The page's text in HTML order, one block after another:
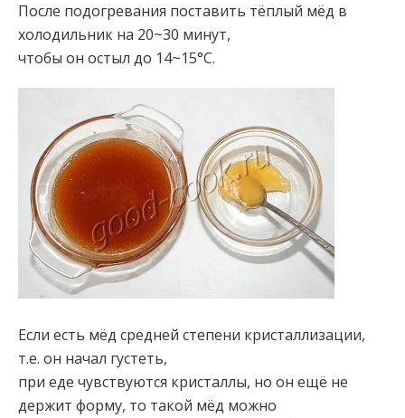
После подогревания поставить тёплый мёд в
холодильник на 20~30 минут,
чтобы он остыл до 14~15°С.
Если есть мёд средней степени кристаллизации,
т.е. он начал густеть,
при еде чувствуются кристаллы, но он ещё не
держит форму, то такой мёд можно